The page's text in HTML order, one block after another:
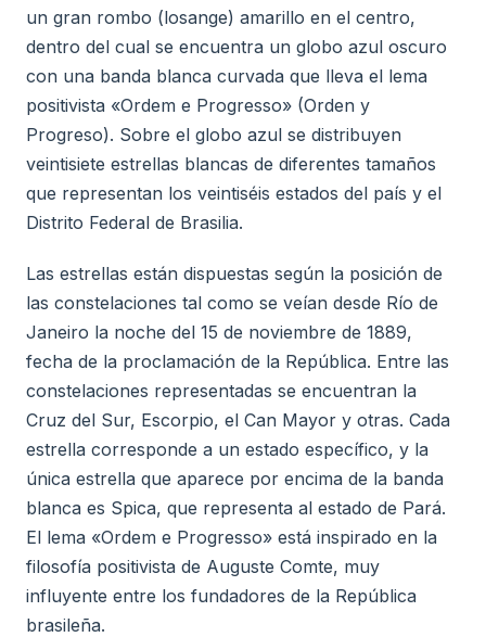
un gran rombo (losange) amarillo en el centro,
dentro del cual se encuentra un globo azul oscuro
con una banda blanca curvada que lleva el lema
positivista «Ordem e Progresso» (Orden y
Progreso). Sobre el globo azul se distribuyen
veintisiete estrellas blancas de diferentes tamaños
que representan los veintiséis estados del país y el
Distrito Federal de Brasilia.
Las estrellas están dispuestas según la posición de
las constelaciones tal como se veían desde Río de
Janeiro la noche del 15 de noviembre de 1889,
fecha de la proclamación de la República. Entre las
constelaciones representadas se encuentran la
Cruz del Sur, Escorpio, el Can Mayor y otras. Cada
estrella corresponde a un estado específico, y la
única estrella que aparece por encima de la banda
blanca es Spica, que representa al estado de Pará.
El lema «Ordem e Progresso» está inspirado en la
filosofía positivista de Auguste Comte, muy
influyente entre los fundadores de la República
brasileña.